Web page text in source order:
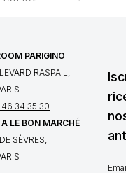
PARIGINO
RASPAIL,
46 34 35 30
LE BON MARCHÉ
SÈVRES,